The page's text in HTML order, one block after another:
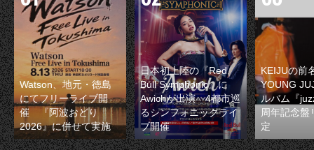
Watson、地元・徳島
にてフリーライブ開
催 『阿波おどり
2026』に併せて実施
日本初上陸の『Red
Bull Symphonic』に
Awichが出演 4都市巡
るシンフォニックライ
ブ開催
KEIJUの前
YOUNG
ルバム『
周年記念盤
定